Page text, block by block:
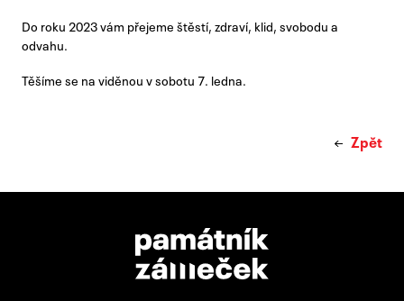
Do roku 2023 vám přejeme štěstí, zdraví, klid, svobodu a
odvahu.
Těšíme se na viděnou v sobotu 7. ledna.
Zpět